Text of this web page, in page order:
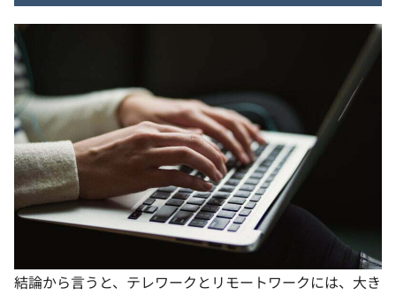
結論から言うと、テレワークとリモートワークには、大き